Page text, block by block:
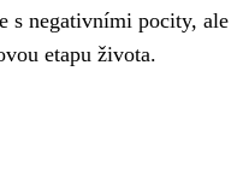
s negativními pocity, ale
etapu života.